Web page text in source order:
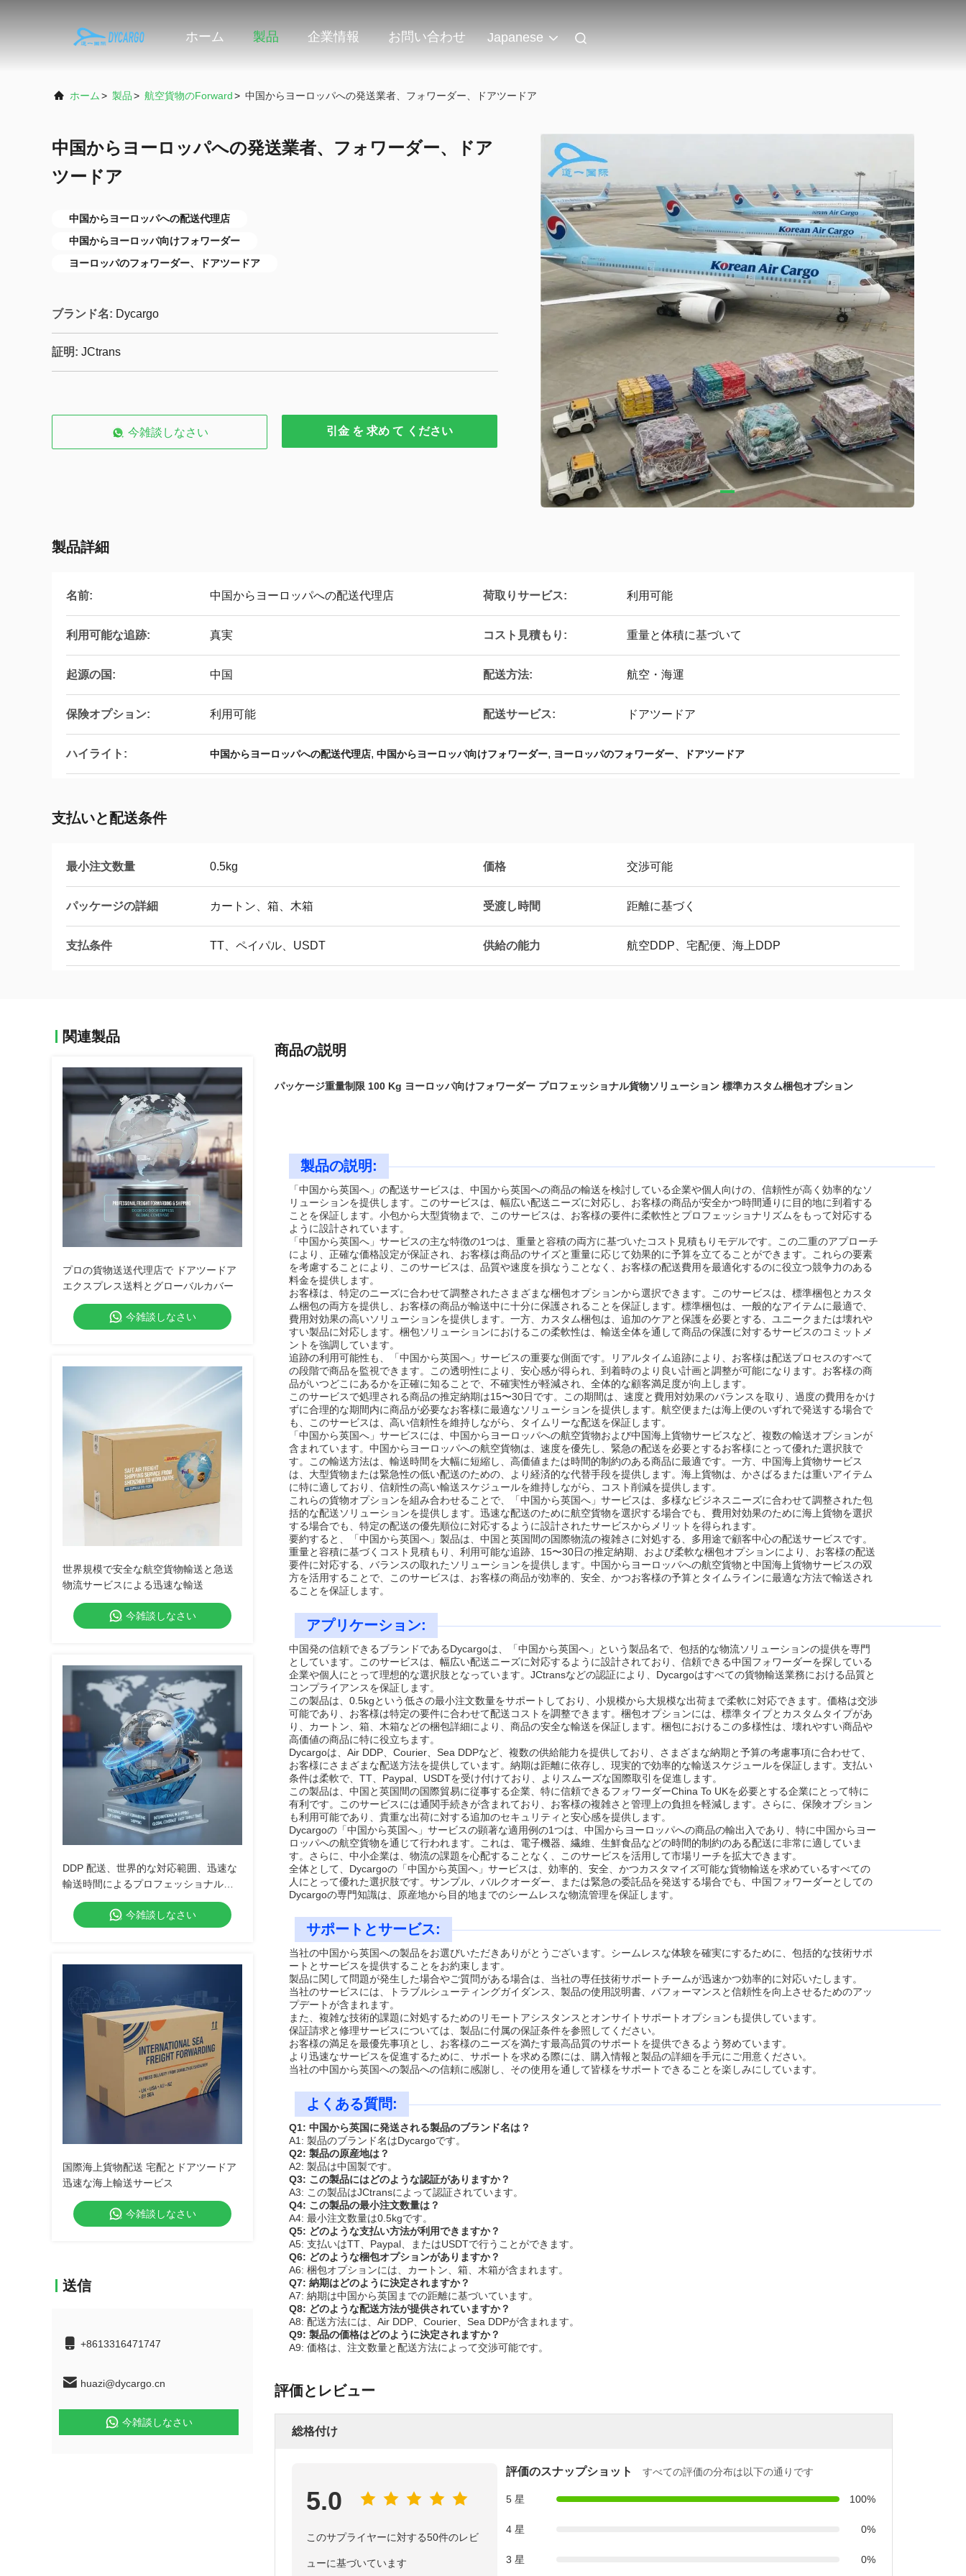
ホーム 製品 企業情報 お問い合わせ Japanese
ホーム > 製品> 航空貨物のForward> 中国からヨーロッパへの発送業者、フォワーダー、ドアツードア
中国からヨーロッパへの発送業者、フォワーダー、ドア
ツードア
中国からヨーロッパへの配送代理店
中国からヨーロッパ向けフォワーダー
ヨーロッパのフォワーダー、ドアツードア
ブランド名: Dycargo
証明: JCtrans
今雑談しなさい 引金 を 求め て ください
製品詳細
名前: 中国からヨーロッパへの配送代理店 荷取りサービス: 利用可能
利用可能な追跡: 真実 コスト見積もり: 重量と体積に基づいて
起源の国: 中国 配送方法: 航空・海運
保険オプション: 利用可能 配送サービス: ドアツードア
ハイライト: 中国からヨーロッパへの配送代理店, 中国からヨーロッパ向けフォワーダー, ヨーロッパのフォワーダー、ドアツードア
支払いと配送条件
最小注文数量 0.5kg 価格 交渉可能
パッケージの詳細 カートン、箱、木箱 受渡し時間 距離に基づく
支払条件 TT、ペイパル、USDT 供給の能力 航空DDP、宅配便、海上DDP
関連製品
プロの貨物送送代理店で ドアツードア
エクスプレス送料とグローバルカバー
今雑談しなさい
世界規模で安全な航空貨物輸送と急送
物流サービスによる迅速な輸送
今雑談しなさい
DDP 配送、世界的な対応範囲、迅速な
輸送時間によるプロフェッショナルな
貨物輸送および国際配送サービス
今雑談しなさい
国際海上貨物配送 宅配とドアツードア
迅速な海上輸送サービス
今雑談しなさい
送信
+8613316471747
huazi@dycargo.cn
今雑談しなさい
商品の説明
パッケージ重量制限 100 Kg ヨーロッパ向けフォワーダー プロフェッショナル貨物ソリューション 標準カスタム梱包オプション
製品の説明:
「中国から英国へ」の配送サービスは、中国から英国への商品の輸送を検討している企業や個人向けの、信頼性が高く効率的なソ
リューションを提供します。このサービスは、幅広い配送ニーズに対応し、お客様の商品が安全かつ時間通りに目的地に到着する
ことを保証します。小包から大型貨物まで、このサービスは、お客様の要件に柔軟性とプロフェッショナリズムをもって対応する
ように設計されています。
「中国から英国へ」サービスの主な特徴の1つは、重量と容積の両方に基づいたコスト見積もりモデルです。この二重のアプローチ
により、正確な価格設定が保証され、お客様は商品のサイズと重量に応じて効果的に予算を立てることができます。これらの要素
を考慮することにより、このサービスは、品質や速度を損なうことなく、お客様の配送費用を最適化するのに役立つ競争力のある
料金を提供します。
お客様は、特定のニーズに合わせて調整されたさまざまな梱包オプションから選択できます。このサービスは、標準梱包とカスタ
ム梱包の両方を提供し、お客様の商品が輸送中に十分に保護されることを保証します。標準梱包は、一般的なアイテムに最適で、
費用対効果の高いソリューションを提供します。一方、カスタム梱包は、追加のケアと保護を必要とする、ユニークまたは壊れや
すい製品に対応します。梱包ソリューションにおけるこの柔軟性は、輸送全体を通して商品の保護に対するサービスのコミットメ
ントを強調しています。
追跡の利用可能性も、「中国から英国へ」サービスの重要な側面です。リアルタイム追跡により、お客様は配送プロセスのすべて
の段階で商品を監視できます。この透明性により、安心感が得られ、到着時のより良い計画と調整が可能になります。お客様の商
品がいつどこにあるかを正確に知ることで、不確実性が軽減され、全体的な顧客満足度が向上します。
このサービスで処理される商品の推定納期は15〜30日です。この期間は、速度と費用対効果のバランスを取り、過度の費用をかけ
ずに合理的な期間内に商品が必要なお客様に最適なソリューションを提供します。航空便または海上便のいずれで発送する場合で
も、このサービスは、高い信頼性を維持しながら、タイムリーな配送を保証します。
「中国から英国へ」サービスには、中国からヨーロッパへの航空貨物および中国海上貨物サービスなど、複数の輸送オプションが
含まれています。中国からヨーロッパへの航空貨物は、速度を優先し、緊急の配送を必要とするお客様にとって優れた選択肢で
す。この輸送方法は、輸送時間を大幅に短縮し、高価値または時間的制約のある商品に最適です。一方、中国海上貨物サービス
は、大型貨物または緊急性の低い配送のための、より経済的な代替手段を提供します。海上貨物は、かさばるまたは重いアイテム
に特に適しており、信頼性の高い輸送スケジュールを維持しながら、コスト削減を提供します。
これらの貨物オプションを組み合わせることで、「中国から英国へ」サービスは、多様なビジネスニーズに合わせて調整された包
括的な配送ソリューションを提供します。迅速な配送のために航空貨物を選択する場合でも、費用対効果のために海上貨物を選択
する場合でも、特定の配送の優先順位に対応するように設計されたサービスからメリットを得られます。
要約すると、「中国から英国へ」製品は、中国と英国間の国際物流の複雑さに対処する、多用途で顧客中心の配送サービスです。
重量と容積に基づくコスト見積もり、利用可能な追跡、15〜30日の推定納期、および柔軟な梱包オプションにより、お客様の配送
要件に対応する、バランスの取れたソリューションを提供します。中国からヨーロッパへの航空貨物と中国海上貨物サービスの双
方を活用することで、このサービスは、お客様の商品が効率的、安全、かつお客様の予算とタイムラインに最適な方法で輸送され
ることを保証します。
アプリケーション:
中国発の信頼できるブランドであるDycargoは、「中国から英国へ」という製品名で、包括的な物流ソリューションの提供を専門
としています。このサービスは、幅広い配送ニーズに対応するように設計されており、信頼できる中国フォワーダーを探している
企業や個人にとって理想的な選択肢となっています。JCtransなどの認証により、Dycargoはすべての貨物輸送業務における品質と
コンプライアンスを保証します。
この製品は、0.5kgという低さの最小注文数量をサポートしており、小規模から大規模な出荷まで柔軟に対応できます。価格は交渉
可能であり、お客様は特定の要件に合わせて配送コストを調整できます。梱包オプションには、標準タイプとカスタムタイプがあ
り、カートン、箱、木箱などの梱包詳細により、商品の安全な輸送を保証します。梱包におけるこの多様性は、壊れやすい商品や
高価値の商品に特に役立ちます。
Dycargoは、Air DDP、Courier、Sea DDPなど、複数の供給能力を提供しており、さまざまな納期と予算の考慮事項に合わせて、
お客様にさまざまな配送方法を提供しています。納期は距離に依存し、現実的で効率的な輸送スケジュールを保証します。支払い
条件は柔軟で、TT、Paypal、USDTを受け付けており、よりスムーズな国際取引を促進します。
この製品は、中国と英国間の国際貿易に従事する企業、特に信頼できるフォワーダーChina To UKを必要とする企業にとって特に
有利です。このサービスには通関手続きが含まれており、お客様の複雑さと管理上の負担を軽減します。さらに、保険オプション
も利用可能であり、貴重な出荷に対する追加のセキュリティと安心感を提供します。
Dycargoの「中国から英国へ」サービスの顕著な適用例の1つは、中国からヨーロッパへの商品の輸出入であり、特に中国からヨー
ロッパへの航空貨物を通じて行われます。これは、電子機器、繊維、生鮮食品などの時間的制約のある配送に非常に適していま
す。さらに、中小企業は、物流の課題を心配することなく、このサービスを活用して市場リーチを拡大できます。
全体として、Dycargoの「中国から英国へ」サービスは、効率的、安全、かつカスタマイズ可能な貨物輸送を求めているすべての
人にとって優れた選択肢です。サンプル、バルクオーダー、または緊急の委託品を発送する場合でも、中国フォワーダーとしての
Dycargoの専門知識は、原産地から目的地までのシームレスな物流管理を保証します。
サポートとサービス:
当社の中国から英国への製品をお選びいただきありがとうございます。シームレスな体験を確実にするために、包括的な技術サポ
ートとサービスを提供することをお約束します。
製品に関して問題が発生した場合やご質問がある場合は、当社の専任技術サポートチームが迅速かつ効率的に対応いたします。
当社のサービスには、トラブルシューティングガイダンス、製品の使用説明書、パフォーマンスと信頼性を向上させるためのアッ
プデートが含まれます。
また、複雑な技術的課題に対処するためのリモートアシスタンスとオンサイトサポートオプションも提供しています。
保証請求と修理サービスについては、製品に付属の保証条件を参照してください。
お客様の満足を最優先事項とし、お客様のニーズを満たす最高品質のサポートを提供できるよう努めています。
より迅速なサービスを促進するために、サポートを求める際には、購入情報と製品の詳細を手元にご用意ください。
当社の中国から英国への製品への信頼に感謝し、その使用を通して皆様をサポートできることを楽しみにしています。
よくある質問:
Q1: 中国から英国に発送される製品のブランド名は？
A1: 製品のブランド名はDycargoです。
Q2: 製品の原産地は？
A2: 製品は中国製です。
Q3: この製品にはどのような認証がありますか？
A3: この製品はJCtransによって認証されています。
Q4: この製品の最小注文数量は？
A4: 最小注文数量は0.5kgです。
Q5: どのような支払い方法が利用できますか？
A5: 支払いはTT、Paypal、またはUSDTで行うことができます。
Q6: どのような梱包オプションがありますか？
A6: 梱包オプションには、カートン、箱、木箱が含まれます。
Q7: 納期はどのように決定されますか？
A7: 納期は中国から英国までの距離に基づいています。
Q8: どのような配送方法が提供されていますか？
A8: 配送方法には、Air DDP、Courier、Sea DDPが含まれます。
Q9: 製品の価格はどのように決定されますか？
A9: 価格は、注文数量と配送方法によって交渉可能です。
評価とレビュー
総格付け
5.0
このサプライヤーに対する50件のレビ
ューに基づいています
評価のスナップショット すべての評価の分布は以下の通りです
5 星 100%
4 星 0%
3 星 0%